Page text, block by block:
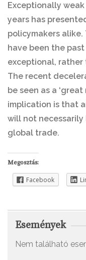
Exceptionally
years has
policymakers
have been the
exceptional, rather
The recent
be seen as a
implication is that
will not
global trade.
Megosztás:
Facebook
Események
Nem található